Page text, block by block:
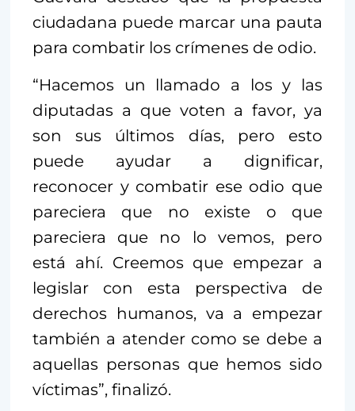
ciudadana puede marcar una pauta
para combatir los crímenes de odio.
“Hacemos un llamado a los y las
diputadas a que voten a favor, ya
son sus últimos días, pero esto
puede ayudar a dignificar,
reconocer y combatir ese odio que
pareciera que no existe o que
pareciera que no lo vemos, pero
está ahí. Creemos que empezar a
legislar con esta perspectiva de
derechos humanos, va a empezar
también a atender como se debe a
aquellas personas que hemos sido
víctimas”, finalizó.